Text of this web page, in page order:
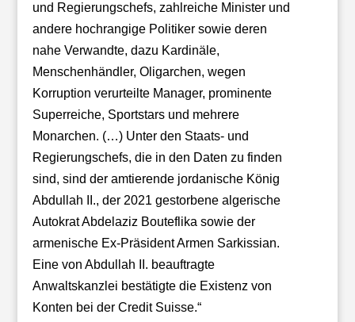
und Regierungschefs, zahlreiche Minister und
andere hochrangige Politiker sowie deren
nahe Verwandte, dazu Kardinäle,
Menschenhändler, Oligarchen, wegen
Korruption verurteilte Manager, prominente
Superreiche, Sportstars und mehrere
Monarchen. (…) Unter den Staats- und
Regierungschefs, die in den Daten zu finden
sind, sind der amtierende jordanische König
Abdullah II., der 2021 gestorbene algerische
Autokrat Abdelaziz Bouteflika sowie der
armenische Ex-Präsident Armen Sarkissian.
Eine von Abdullah II. beauftragte
Anwaltskanzlei bestätigte die Existenz von
Konten bei der Credit Suisse.“